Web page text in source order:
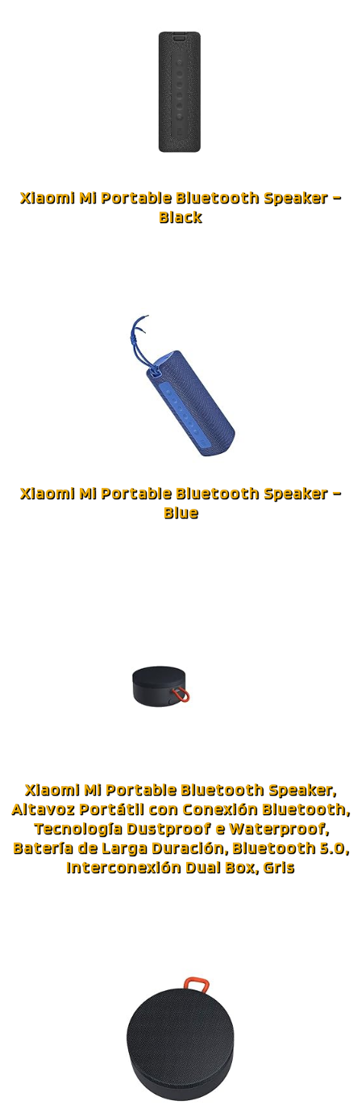
Xiaomi Mi Portable Bluetooth Speaker –
Black
Xiaomi Mi Portable Bluetooth Speaker –
Blue
Xiaomi Mi Portable Bluetooth Speaker,
Altavoz Portátil con Conexión Bluetooth,
Tecnología Dustproof e Waterproof,
Batería de Larga Duración, Bluetooth 5.0,
Interconexión Dual Box, Gris